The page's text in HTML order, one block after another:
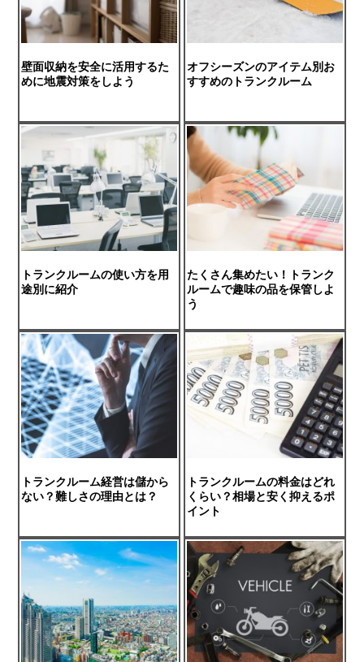
壁面収納を安全に活用するた
めに地震対策をしよう
オフシーズンのアイテム別お
すすめのトランクルーム
トランクルームの使い方を用
途別に紹介
たくさん集めたい！トランク
ルームで趣味の品を保管しよ
う
トランクルーム経営は儲から
ない？難しさの理由とは？
トランクルームの料金はどれ
くらい？相場と安く抑えるポ
イント